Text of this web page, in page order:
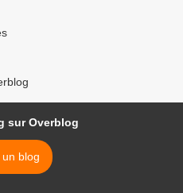
sur Overblog
blog